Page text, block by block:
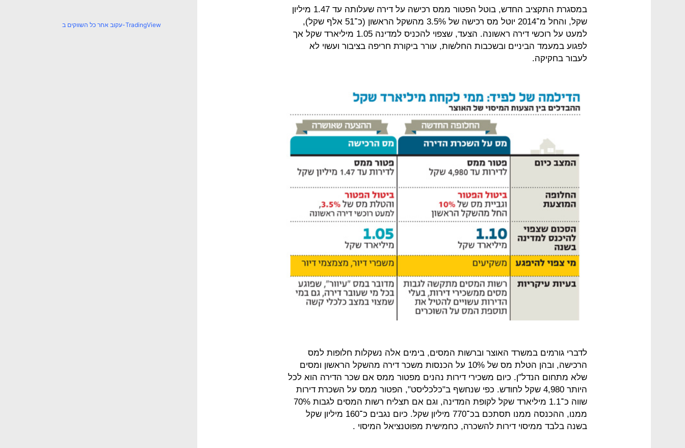
במסגרת התקציב החדש, בוטל הפטור ממס רכישה על דירה שעלותה עד 1.47 מיליון
שקל, והחל מ־2014 יוטל מס רכישה של 3.5% מהשקל הראשון (כ־51 אלף שקל),
למעט על רוכשי דירה ראשונה. הצעד, שצפוי להכניס למדינה 1.05 מיליארד שקל אך
לפגוע במעמד הביניים ובשכבות החלשות, עורר ביקורת חריפה בציבור ועשוי לא
לעבור בחקיקה.
לדברי גורמים במשרד האוצר וברשות המסים, בימים אלה נשקלות חלופות למס
הרכישה, ובהן הטלת מס של 10% על הכנסות משכר דירה מהשקל הראשון ומסים
שלא מתחום הנדל"ן. כיום משכירי דירות נהנים מפטור ממס אם שכר הדירה הוא לכל
היותר 4,980 שקל לחודש. כפי שנחשף ב"כלכליסט", הפטור ממס על השכרת דירות
שווה כ־1.1 מיליארד שקל לקופת המדינה, וגם אם תצליח רשות המסים לגבות 70%
ממנו, ההכנסה ממנו תסתכם בכ־770 מיליון שקל. כיום נגבים כ־160 מיליון שקל
בשנה בלבד ממיסוי דירות להשכרה, כחמישית מפוטנציאל המיסוי .
עקוב אחר כל השווקים ב-TradingView